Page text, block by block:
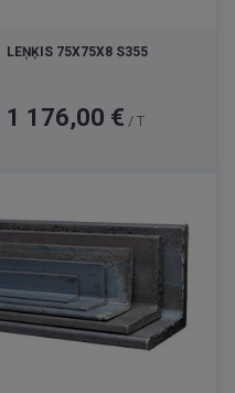
LEŅĶIS 75X75X8 S355
Cena
1 176,00 € / T